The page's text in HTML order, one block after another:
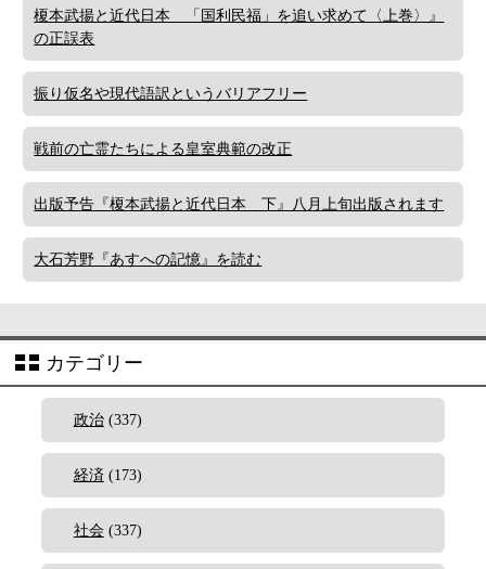
榎本武揚と近代日本 「国利民福」を追い求めて〈上巻〉』
の正誤表
振り仮名や現代語訳というバリアフリー
戦前の亡霊たちによる皇室典範の改正
出版予告『榎本武揚と近代日本 下』八月上旬出版されます
大石芳野『あすへの記憶』を読む
カテゴリー
政治(337)
経済(173)
社会(337)